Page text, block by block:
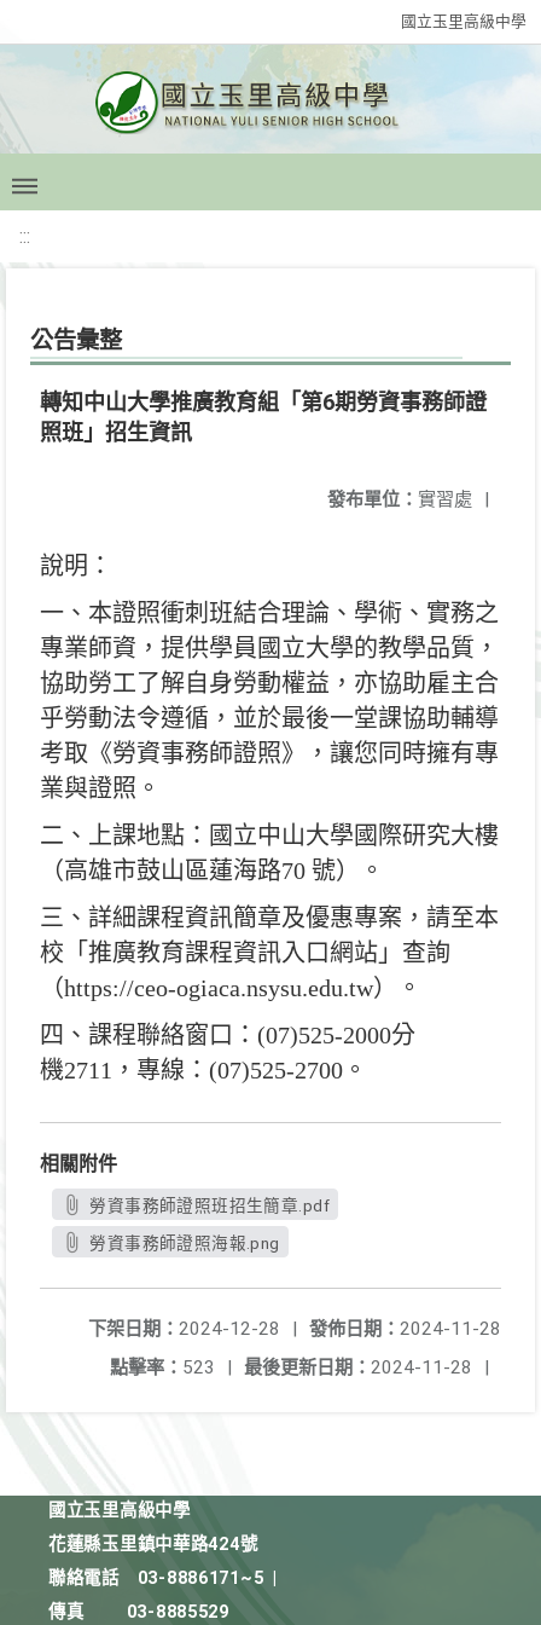
國立玉里高級中學
:::
公告彙整
轉知中山大學推廣教育組「第6期勞資事務師證
照班」招生資訊
發布單位： 實習處 |
說明：
一、本證照衝刺班結合理論、學術、實務之
專業師資，提供學員國立大學的教學品質，
協助勞工了解自身勞動權益，亦協助雇主合
乎勞動法令遵循，並於最後一堂課協助輔導
考取《勞資事務師證照》，讓您同時擁有專
業與證照。
二、上課地點：國立中山大學國際研究大樓
（高雄市鼓山區蓮海路70 號）。
三、詳細課程資訊簡章及優惠專案，請至本
校「推廣教育課程資訊入口網站」查詢
（https://ceo-ogiaca.nsysu.edu.tw）。
四、課程聯絡窗口： (07)525-2000分
機2711 ，專線： (07)525-2700 。
相關附件
勞資事務師證照班招生簡章.pdf
勞資事務師證照海報.png
發佈日期： 2024-11-28
下架日期： 2024-12-28
|
最後更新日期： 2024-11-28 |
點擊率： 523 |
國立玉里高級中學
花蓮縣玉里鎮中華路424號
聯絡電話
03-8886171~5
傳真
03-8885529